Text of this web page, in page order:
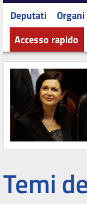
Deputati
Accesso rapido
Temi